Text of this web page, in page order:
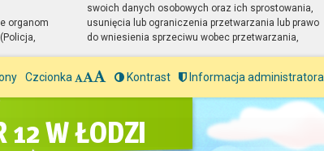
organom
swoich danych osobowych oraz ich sprostowania,
usunięcia lub ograniczenia przetwarzania lub prawo
do wniesienia sprzeciwu wobec przetwarzania,
Czcionka Kontrast Informacja administratora
12 W ŁODZI